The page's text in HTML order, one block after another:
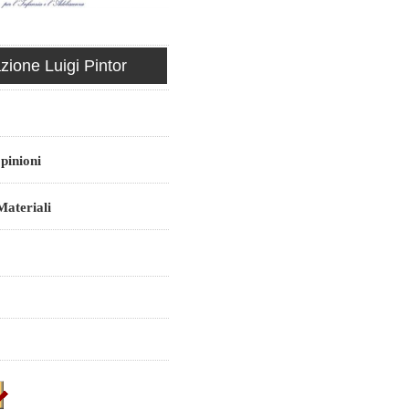
Luigi Pintor